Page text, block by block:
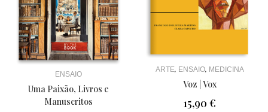
ENSAIO
Uma Paixão, Livros e
Manuscritos
ARTE, ENSAIO, MEDICINA
Voz | Vox
15,90 €